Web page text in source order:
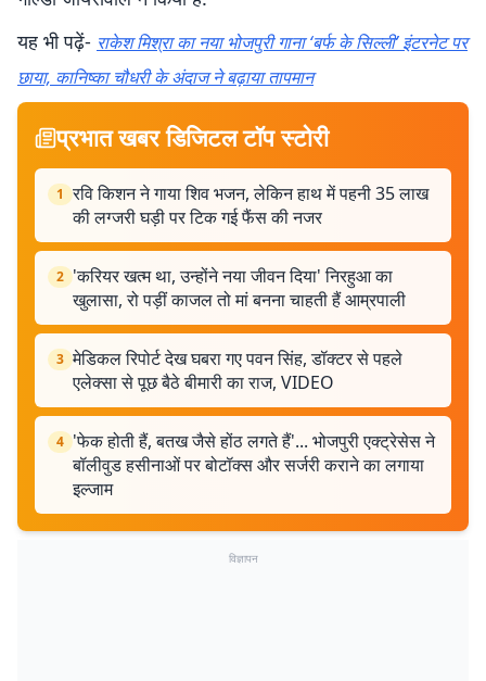
यह भी पढ़ें- राकेश मिश्रा का नया भोजपुरी गाना ‘बर्फ के सिल्ली’ इंटरनेट पर
छाया, कानिष्का चौधरी के अंदाज ने बढ़ाया तापमान
प्रभात खबर डिजिटल टॉप स्टोरी
1 रवि किशन ने गाया शिव भजन, लेकिन हाथ में पहनी 35 लाख
की लग्जरी घड़ी पर टिक गई फैंस की नजर
2 'करियर खत्म था, उन्होंने नया जीवन दिया' निरहुआ का
खुलासा, रो पड़ीं काजल तो मां बनना चाहती हैं आम्रपाली
3 मेडिकल रिपोर्ट देख घबरा गए पवन सिंह, डॉक्टर से पहले
एलेक्सा से पूछ बैठे बीमारी का राज, VIDEO
4 'फेक होती हैं, बतख जैसे होंठ लगते हैं'... भोजपुरी एक्ट्रेसेस ने
बॉलीवुड हसीनाओं पर बोटॉक्स और सर्जरी कराने का लगाया
इल्जाम
विज्ञापन